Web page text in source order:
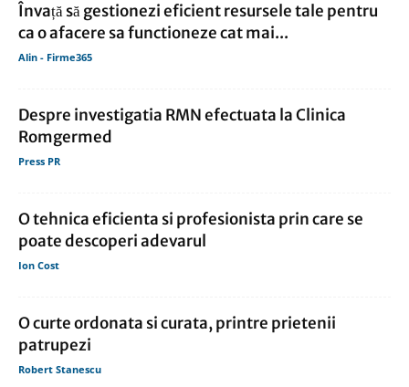
Învață să gestionezi eficient resursele tale pentru
ca o afacere sa functioneze cat mai...
Alin - Firme365
Despre investigatia RMN efectuata la Clinica
Romgermed
Press PR
O tehnica eficienta si profesionista prin care se
poate descoperi adevarul
Ion Cost
O curte ordonata si curata, printre prietenii
patrupezi
Robert Stanescu